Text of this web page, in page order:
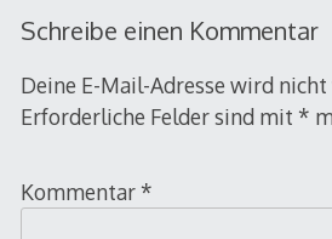
Schreibe einen Kommentar
Deine E-Mail-Adresse wird
Erforderliche Felder sind mit *
Kommentar *